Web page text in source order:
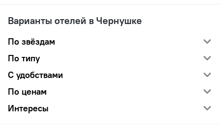
Варианты отелей в Чернушке
По звёздам
По типу
С удобствами
По ценам
Интересы